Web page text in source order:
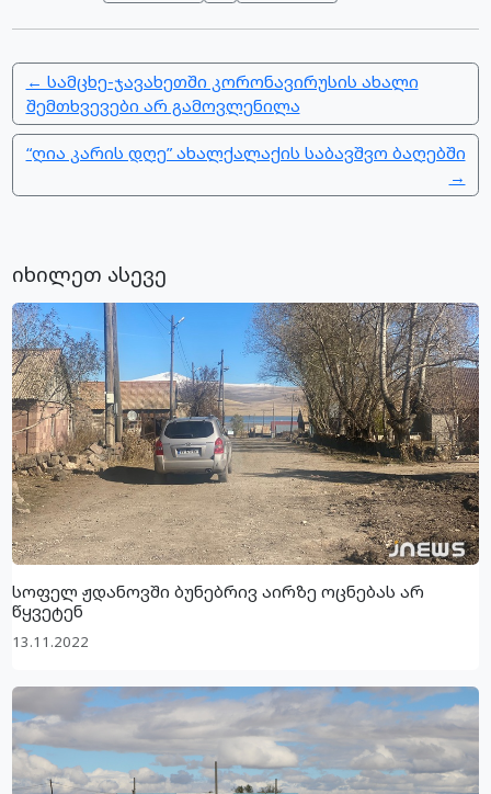
← სამცხე-ჯავახეთში კორონავირუსის ახალი
შემთხვევები არ გამოვლენილა
“ღია კარის დღე” ახალქალაქის საბავშვო ბაღებში
→
იხილეთ ასევე
სოფელ ჟდანოვში ბუნებრივ აირზე ოცნებას არ
წყვეტენ
13.11.2022